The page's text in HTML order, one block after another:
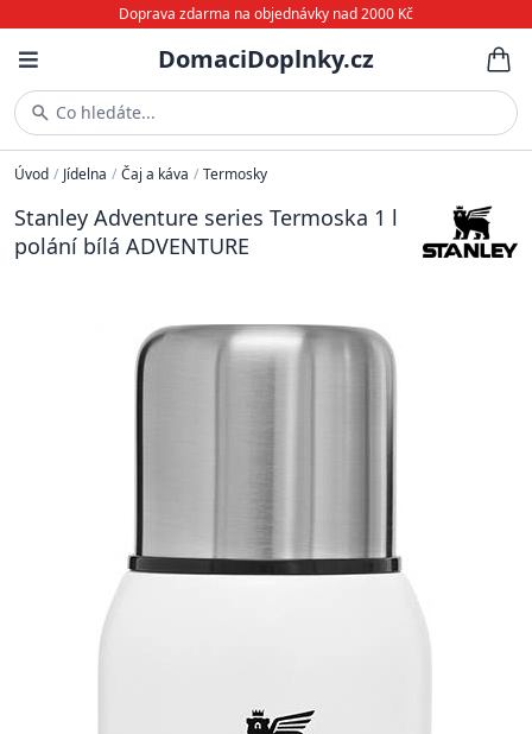
Doprava zdarma na objednávky nad 2000 Kč
DomaciDoplnky.cz
Co hledáte...
Úvod / Jídelna / Čaj a káva / Termosky
Stanley Adventure series Termoska 1 l
polání bílá ADVENTURE